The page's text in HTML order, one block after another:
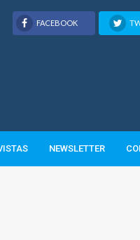
FACEBOOK
NEWSLETTER